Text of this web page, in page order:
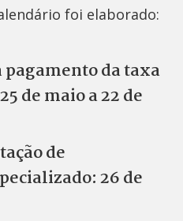
foi elaborado:
pagamento da taxa
de maio a 22 de
de
26 de